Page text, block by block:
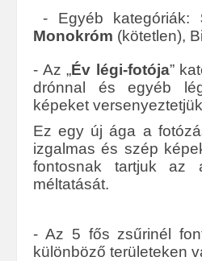
- Egyéb kategóriák:
Monokróm (kötetlen),
- Az „Év légi-fotója”
drónnal és egyéb
képeket
Ez egy új ága a
izgalmas és szép
fontosnak tartjuk az
méltatását.
- Az 5 fős zsűrinél
különböző területeken